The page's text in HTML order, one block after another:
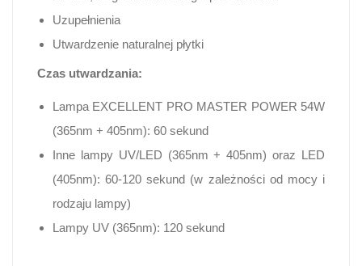
Uzupełnienia
Utwardzenie naturalnej płytki
Czas utwardzania:
Lampa EXCELLENT PRO MASTER POWER 54W
(365nm + 405nm): 60 sekund
Inne lampy UV/LED (365nm + 405nm) oraz LED
(405nm): 60-120 sekund (w zależności od mocy i
rodzaju lampy)
Lampy UV (365nm): 120 sekund